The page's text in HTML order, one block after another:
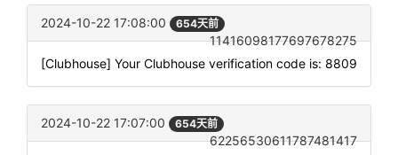
2024-10-22 17:08:00 654天前
11416098177697678275
[Clubhouse] Your Clubhouse verification code is: 8809
2024-10-22 17:07:00 654天前
62256530611787481417